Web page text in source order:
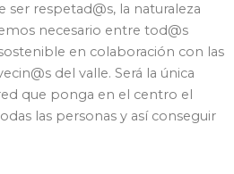
respetad@s, la naturaleza
necesario entre tod@s
en colaboración con las
del valle. Será la única
que ponga en el centro el
las personas y así conseguir